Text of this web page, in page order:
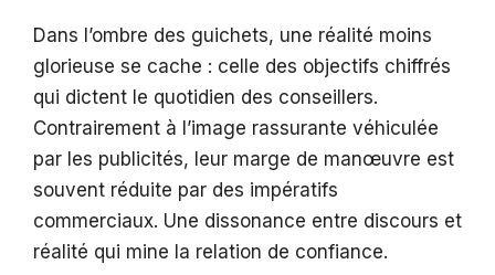
Dans l’ombre des guichets, une réalité moins
glorieuse se cache : celle des objectifs chiffrés
qui dictent le quotidien des conseillers.
Contrairement à l’image rassurante véhiculée
par les publicités, leur marge de manœuvre est
souvent réduite par des impératifs
commerciaux. Une dissonance entre discours et
réalité qui mine la relation de confiance.